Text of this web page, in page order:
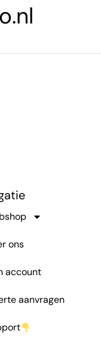
ons
account
aanvragen